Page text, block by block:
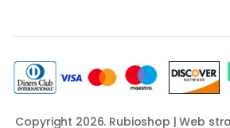
Copyright 2026. Rubioshop | Web